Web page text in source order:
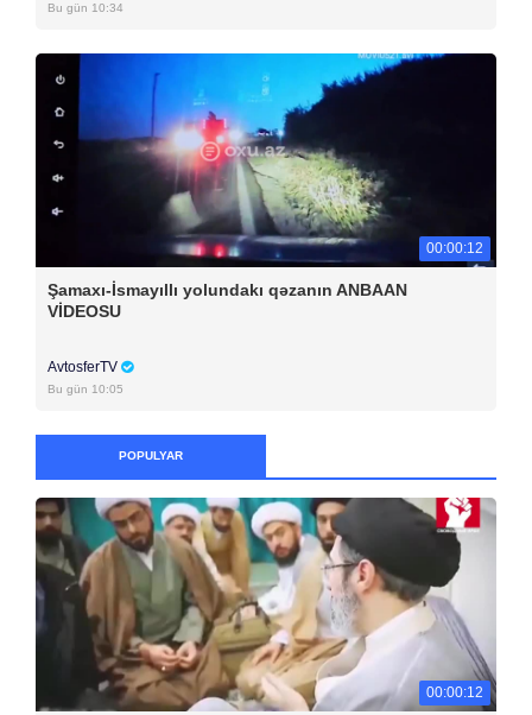
Bu gün 10:34
00:00:12
Şamaxı-İsmayıllı yolundakı qəzanın ANBAAN
VİDEOSU
AvtosferTV
Bu gün 10:05
POPULYAR
00:00:12